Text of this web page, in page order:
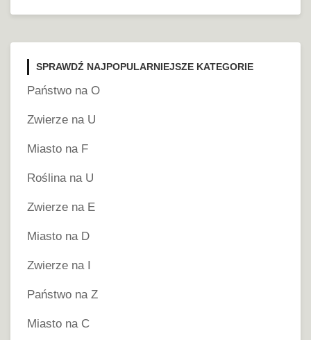
SPRAWDŹ NAJPOPULARNIEJSZE KATEGORIE
Państwo na O
Zwierze na U
Miasto na F
Roślina na U
Zwierze na E
Miasto na D
Zwierze na I
Państwo na Z
Miasto na C